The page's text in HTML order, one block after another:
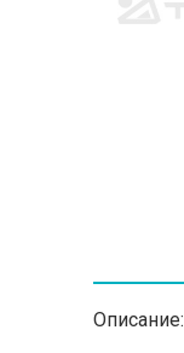
Описание: